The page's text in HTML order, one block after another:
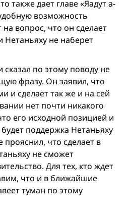
также дает главе «Яадут а-
возможноcть
вопрос, что он сделает
Нетаньяху не наберет
сказал по этому поводу не
фразу. Он заявил, что
и сделает так же и на ceй
нет почти никакого
его исходной позицией и
поддержка Нетаньяху
прояснил, что сделает в
не сможет
Для тех, кто ждет
что и в ближайшие
туман по этому